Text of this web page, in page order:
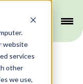
website
services
other
we use,